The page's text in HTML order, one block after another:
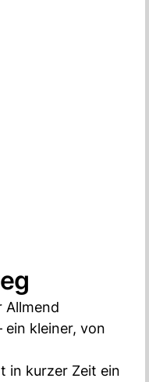
Allmend
kleiner, von
in kurzer Zeit ein